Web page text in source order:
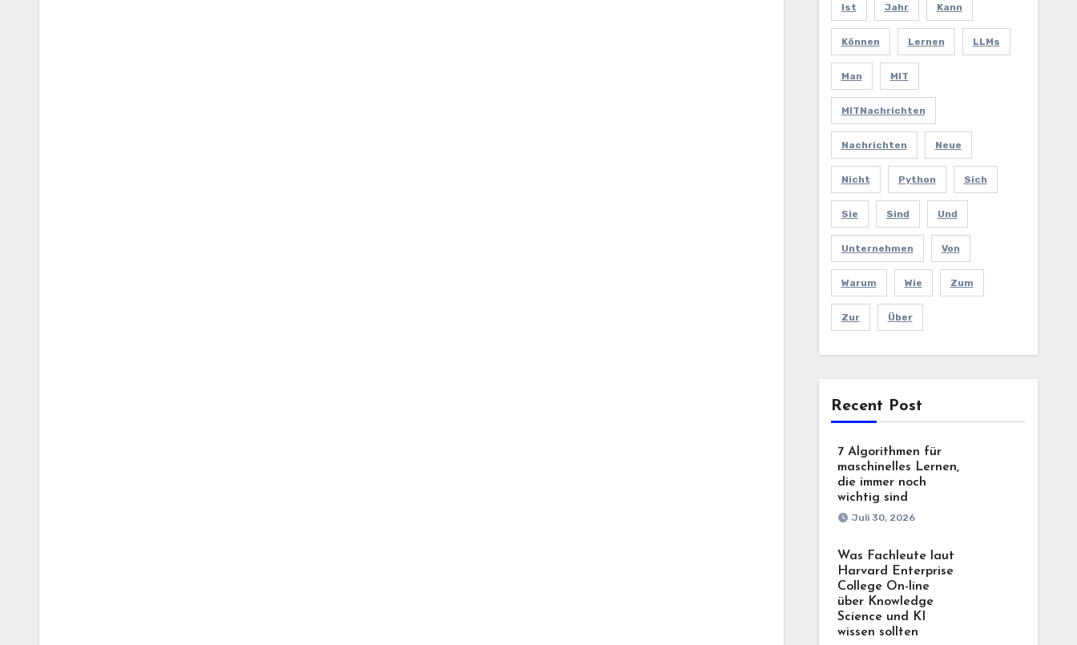
Ist Jahr Kann
Können Lernen LLMs
Man MIT
MITNachrichten
Nachrichten Neue
Nicht Python Sich
Sie Sind Und
Unternehmen Von
Warum Wie Zum
Zur Über
Recent Post
7 Algorithmen für
maschinelles Lernen,
die immer noch
wichtig sind
Juli 30, 2026
Was Fachleute laut
Harvard Enterprise
College On-line
über Knowledge
Science und KI
wissen sollten